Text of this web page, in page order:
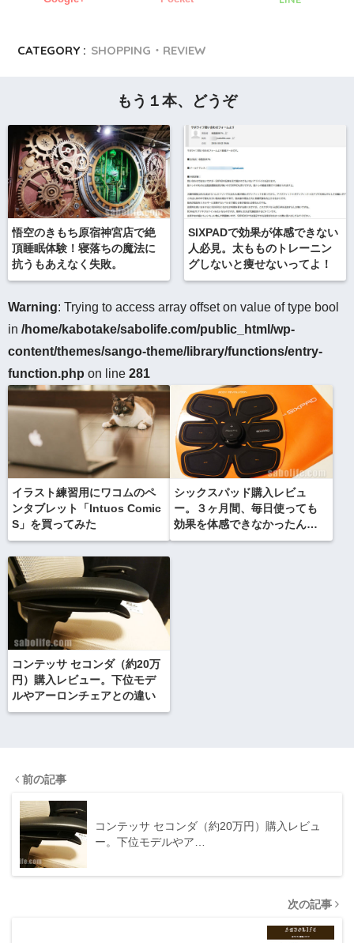
CATEGORY : SHOPPING・REVIEW
もう１本、どうぞ
悟空のきもち原宿神宮店で絶
頂睡眠体験！寝落ちの魔法に
抗うもあえなく失敗。
SIXPADで効果が体感できない
人必見。太もものトレーニン
グしないと痩せないってよ！
Warning: Trying to access array offset on value of type bool
in /home/kabotake/sabolife.com/public_html/wp-
content/themes/sango-theme/library/functions/entry-
function.php on line 281
イラスト練習用にワコムのペ
ンタブレット「Intuos Comic
S」を買ってみた
シックスパッド購入レビュ
ー。３ヶ月間、毎日使っても
効果を体感できなかったんだ
が
コンテッサ セコンダ（約20万
円）購入レビュー。下位モデ
ルやアーロンチェアとの違い
前の記事
コンテッサ セコンダ（約20万円）購入レビュ
ー。下位モデルやア…
次の記事